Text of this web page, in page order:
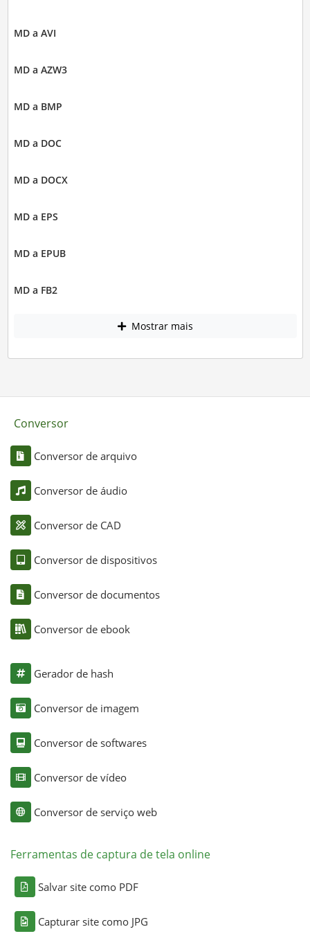
MD a AVI
MD a AZW3
MD a BMP
MD a DOC
MD a DOCX
MD a EPS
MD a EPUB
MD a FB2
Mostrar mais
Conversor
Conversor de arquivo
Conversor de áudio
Conversor de CAD
Conversor de dispositivos
Conversor de documentos
Conversor de ebook
Gerador de hash
Conversor de imagem
Conversor de softwares
Conversor de vídeo
Conversor de serviço web
Ferramentas de captura de tela online
Salvar site como PDF
Capturar site como JPG